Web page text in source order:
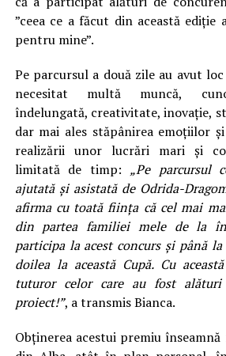
”ceea ce a făcut din această ediție
pentru mine”.
Pe parcursul a două zile au avut
necesitat multă muncă,
îndelungată, creativitate, inovație,
dar mai ales stăpânirea emoțiilor
realizării unor lucrări mari și
limitată de timp: „Pe parcursul
ajutată și asistată de Odrida-
afirma cu toată ființa că cel mai
din partea familiei mele de la
participa la acest concurs și până
doilea la această Cupă. Cu
tuturor celor care au fost
proiect!”, a transmis Bianca.
Obținerea acestui premiu